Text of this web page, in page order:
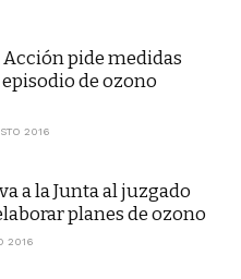
pide medidas
de ozono
2016
a la Junta al juzgado
planes de ozono
2016